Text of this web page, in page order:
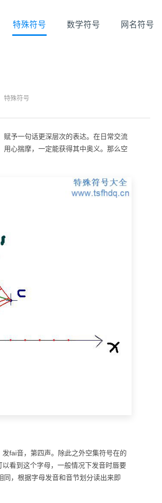
特殊符号 数学符号 网名符号
特殊符号
予一句话更深层次的表达。在日常交流
心揣摩，一定能获得其中奥义。那么空
fai音，第四声。除此之外空集符号在的
看到这个字母，一般情况下发音时唇要
，根据字母发音和音节划分读出来即